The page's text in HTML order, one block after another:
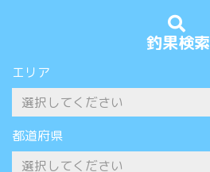
釣果検索
エリア
都道府県